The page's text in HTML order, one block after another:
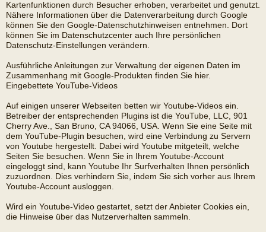
Kartenfunktionen durch Besucher erhoben, verarbeitet und genutzt.
Nähere Informationen über die Datenverarbeitung durch Google
können Sie den Google-Datenschutzhinweisen entnehmen. Dort
können Sie im Datenschutzcenter auch Ihre persönlichen
Datenschutz-Einstellungen verändern.
Ausführliche Anleitungen zur Verwaltung der eigenen Daten im
Zusammenhang mit Google-Produkten finden Sie hier.
Eingebettete YouTube-Videos
Auf einigen unserer Webseiten betten wir Youtube-Videos ein.
Betreiber der entsprechenden Plugins ist die YouTube, LLC, 901
Cherry Ave., San Bruno, CA 94066, USA. Wenn Sie eine Seite mit
dem YouTube-Plugin besuchen, wird eine Verbindung zu Servern
von Youtube hergestellt. Dabei wird Youtube mitgeteilt, welche
Seiten Sie besuchen. Wenn Sie in Ihrem Youtube-Account
eingeloggt sind, kann Youtube Ihr Surfverhalten Ihnen persönlich
zuzuordnen. Dies verhindern Sie, indem Sie sich vorher aus Ihrem
Youtube-Account ausloggen.
Wird ein Youtube-Video gestartet, setzt der Anbieter Cookies ein,
die Hinweise über das Nutzerverhalten sammeln.